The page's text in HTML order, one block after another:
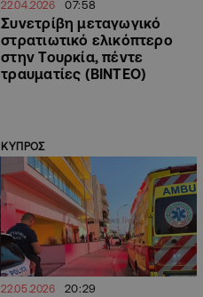
22.04.2026 07:58
Συνετρίβη μεταγωγικό
στρατιωτικό ελικόπτερο
στην Τουρκία, πέντε
τραυματίες (ΒΙΝΤΕΟ)
ΚΥΠΡΟΣ
22.05.2026 20:29